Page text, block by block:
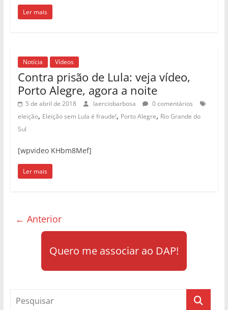
Ler mais
Notícia Vídeos
Contra prisão de Lula: veja vídeo,
Porto Alegre, agora a noite
5 de abril de 2018 laerciobarbosa
0 comentários
eleição, Eleição sem Lula é fraude!, Porto Alegre, Rio Grande do
Sul
[wpvideo KHbm8Mef]
Ler mais
← Anterior
Quero me associar ao DAP!